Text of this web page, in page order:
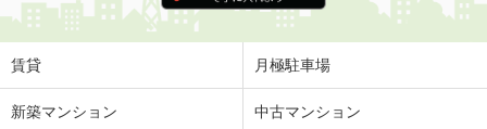
賃貸 月極駐車場
新築マンション 中古マンション